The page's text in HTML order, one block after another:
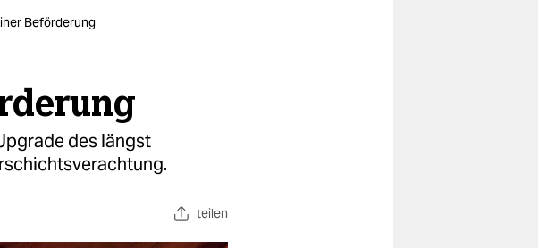
Beförderung
des längst
teilen